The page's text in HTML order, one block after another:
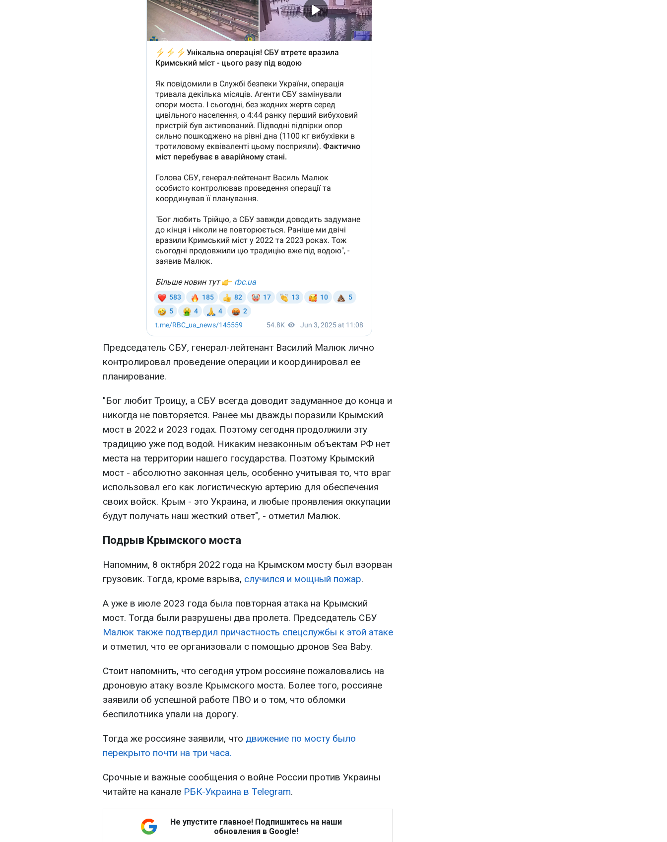
Председатель СБУ, генерал-лейтенант Василий Малюк лично
контролировал проведение операции и координировал ее
планирование.
"Бог любит Троицу, а СБУ всегда доводит задуманное до конца и
никогда не повторяется. Ранее мы дважды поразили Крымский
мост в 2022 и 2023 годах. Поэтому сегодня продолжили эту
традицию уже под водой. Никаким незаконным объектам РФ нет
места на территории нашего государства. Поэтому Крымский
мост - абсолютно законная цель, особенно учитывая то, что враг
использовал его как логистическую артерию для обеспечения
своих войск. Крым - это Украина, и любые проявления оккупации
будут получать наш жесткий ответ", - отметил Малюк.
Подрыв Крымского моста
Напомним, 8 октября 2022 года на Крымском мосту был взорван
грузовик. Тогда, кроме взрыва, случился и мощный пожар.
А уже в июле 2023 года была повторная атака на Крымский
мост. Тогда были разрушены два пролета. Председатель СБУ
Малюк также подтвердил причастность спецслужбы к этой атаке
и отметил, что ее организовали с помощью дронов Sea Baby.
Стоит напомнить, что сегодня утром россияне пожаловались на
дроновую атаку возле Крымского моста. Более того, россияне
заявили об успешной работе ПВО и о том, что обломки
беспилотника упали на дорогу.
Тогда же россияне заявили, что движение по мосту было
перекрыто почти на три часа.
Срочные и важные сообщения о войне России против Украины
читайте на канале РБК-Украина в Telegram.
Не упустите главное! Подпишитесь на наши
обновления в Google!